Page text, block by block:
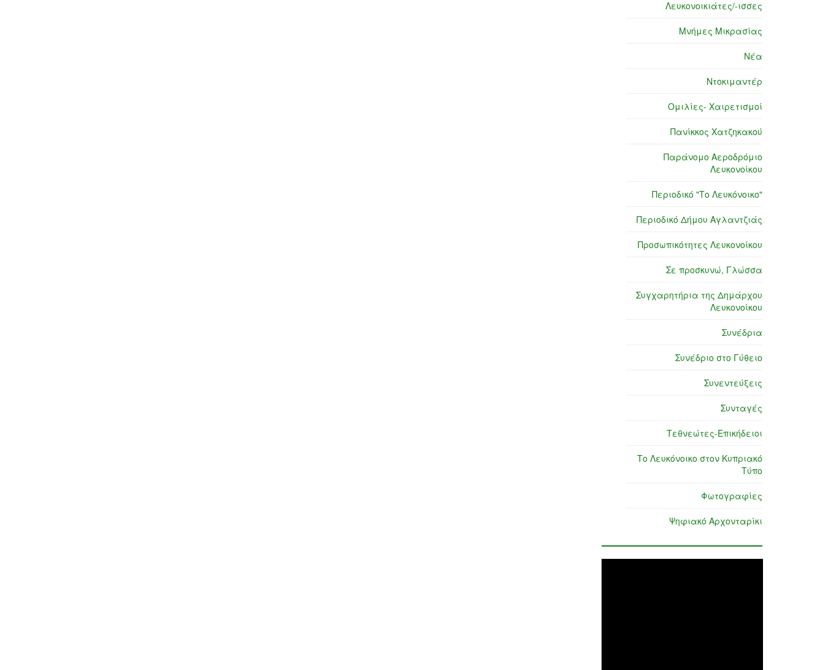
Λευκονοικιάτες/-ισσες
Μνήμες Μικρασίας
Νέα
Ντοκιμαντέρ
Ομιλίες- Χαιρετισμοί
Πανίκκος Χατζηκακού
Παράνομο Αεροδρόμιο
Λευκονοίκου
Περιοδικό "Το Λευκόνοικο"
Περιοδικό Δήμου Αγλαντζιάς
Προσωπικότητες Λευκονοίκου
Σε προσκυνώ, Γλώσσα
Συγχαρητήρια της Δημάρχου
Λευκονοίκου
Συνέδρια
Συνέδριο στο Γύθειο
Συνεντεύξεις
Συνταγές
Τεθνεώτες-Επικήδειοι
Το Λευκόνοικο στον Κυπριακό
Τύπο
Φωτογραφίες
Ψηφιακό Αρχονταρίκι